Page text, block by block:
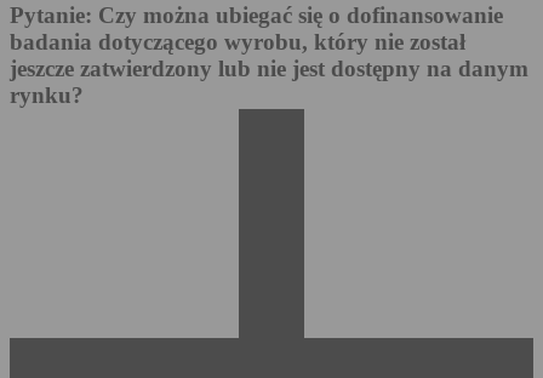
Pytanie: Czy można ubiegać się o dofinansowanie
badania dotyczącego wyrobu, który nie został
jeszcze zatwierdzony lub nie jest dostępny na danym
rynku?